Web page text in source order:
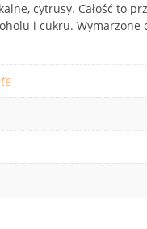
cytrusy. Całość to
i cukru. Wymarzone